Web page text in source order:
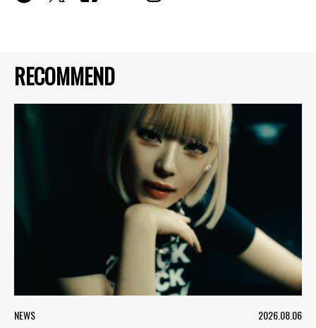
RECOMMEND
NEWS 2026.08.06